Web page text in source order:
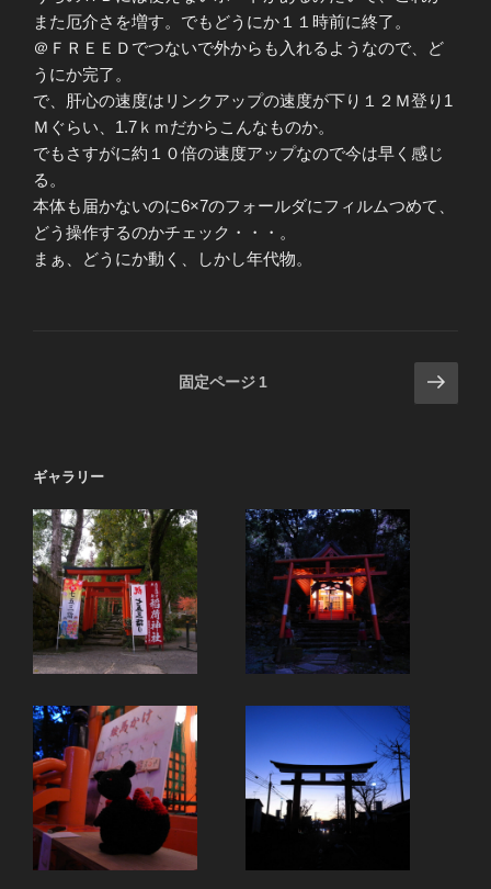
また厄介さを増す。でもどうにか１１時前に終了。
＠ＦＲＥＥＤでつないで外からも入れるようなので、ど
うにか完了。
で、肝心の速度はリンクアップの速度が下り１２Ｍ登り1
Ｍぐらい、1.7ｋｍだからこんなものか。
でもさすがに約１０倍の速度アップなので今は早く感じ
る。
本体も届かないのに6×7のフォールダにフィルムつめて、
どう操作するのかチェック・・・。
まぁ、どうにか動く、しかし年代物。
ペ
ジ
送
り
固定ページ 1
次
の
ギャラリー